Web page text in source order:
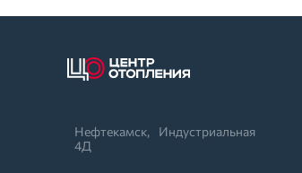
Нефтекамск,⠀Индустриальная
4Д